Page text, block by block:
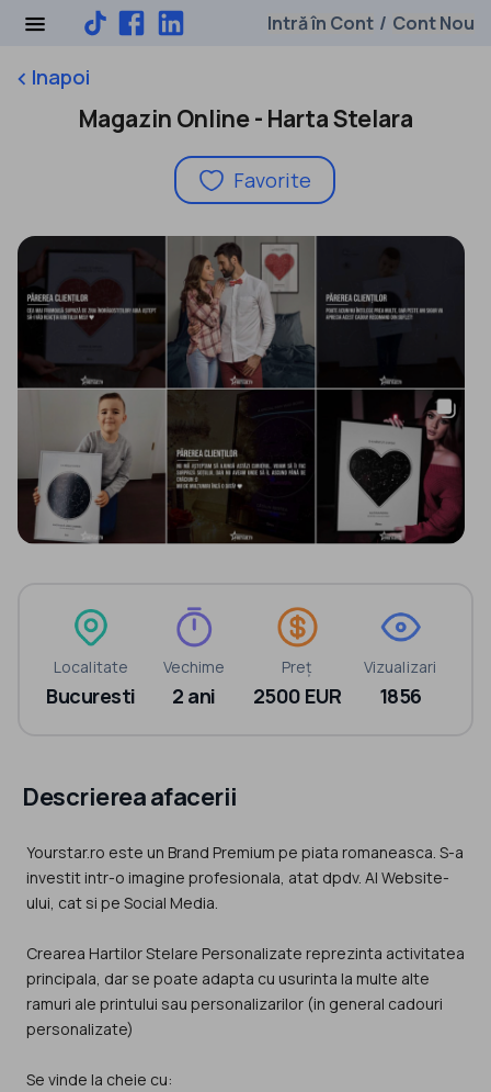
Intră în Cont / Cont Nou
keyboard_arrow_leftInapoi
Magazin Online - Harta Stelara
Favorite
Localitate
Bucuresti
Vechime
2 ani
Preț
2500 EUR
Vizualizari
1856
Descrierea afacerii
Yourstar.ro este un Brand Premium pe piata romaneasca. S-a
investit intr-o imagine profesionala, atat dpdv. Al Website-
ului, cat si pe Social Media.
Crearea Hartilor Stelare Personalizate reprezinta activitatea
principala, dar se poate adapta cu usurinta la multe alte
ramuri ale printului sau personalizarilor (in general cadouri
personalizate)
Se vinde la cheie cu: